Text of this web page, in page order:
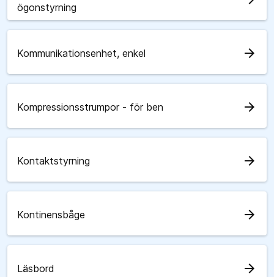
ögonstyrning
Kommunikationsenhet, enkel arrow_forward
Kompressionsstrumpor - för ben arrow_forward
Kontaktstyrning arrow_forward
Kontinensbåge arrow_forward
Läsbord arrow_forward